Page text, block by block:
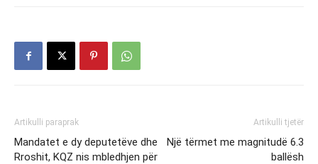
Artikulli paraprak
Mandatet e dy deputetëve dhe
Rroshit, KQZ nis mbledhjen për
Artikulli tjetër
Një tërmet me magnitudë 6.3
ballësh